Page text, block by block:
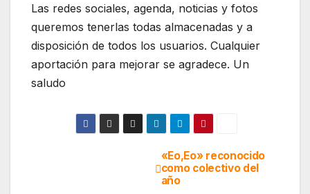
Las redes sociales, agenda, noticias y fotos
queremos tenerlas todas almacenadas y a
disposición de todos los usuarios. Cualquier
aportación para mejorar se agradece. Un
saludo
«Eo,Eo» reconocido
como colectivo del
año